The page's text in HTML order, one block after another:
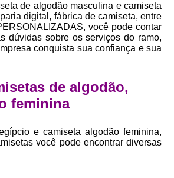
Desenvolvimento de
Desenvolvimento de
Desenvolvimento
Desenvolvimento Estampa de
Empresa Private Label
Private
Private Label para Pequenas
Private Label Roupas
de algodão masculina e camiseta
digital, fábrica de camiseta, entre
você pode contar
dúvidas sobre os serviços do ramo,
conquista sua confiança e sua
de algodão,
feminina
e camiseta algodão feminina,
você pode encontrar diversas